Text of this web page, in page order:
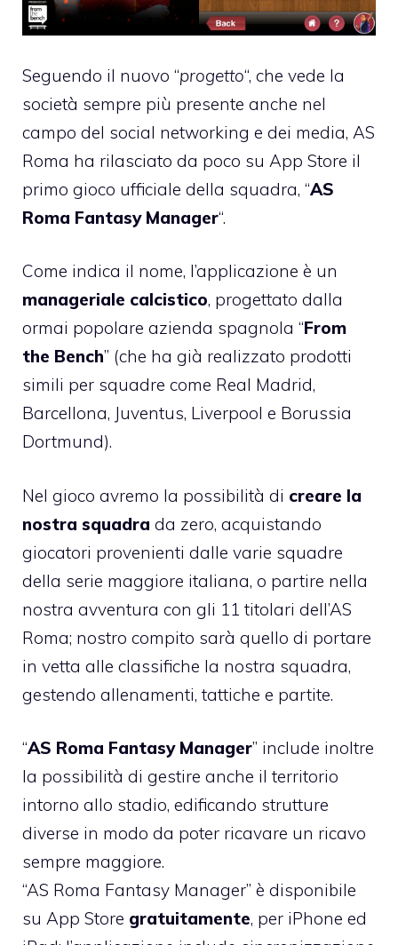
Seguendo il nuovo “progetto“, che vede la
società sempre più presente anche nel
campo del social networking e dei media, AS
Roma ha rilasciato da poco su App Store il
primo gioco ufficiale della squadra, “AS
Roma Fantasy Manager“.
Come indica il nome, l’applicazione è un
manageriale calcistico, progettato dalla
ormai popolare azienda spagnola “From
the Bench” (che ha già realizzato prodotti
simili per squadre come Real Madrid,
Barcellona, Juventus, Liverpool e Borussia
Dortmund).
Nel gioco avremo la possibilità di creare la
nostra squadra da zero, acquistando
giocatori provenienti dalle varie squadre
della serie maggiore italiana, o partire nella
nostra avventura con gli 11 titolari dell’AS
Roma; nostro compito sarà quello di portare
in vetta alle classifiche la nostra squadra,
gestendo allenamenti, tattiche e partite.
“AS Roma Fantasy Manager” include inoltre
la possibilità di gestire anche il territorio
intorno allo stadio, edificando strutture
diverse in modo da poter ricavare un ricavo
sempre maggiore.
“AS Roma Fantasy Manager” è disponibile
su App Store gratuitamente, per iPhone ed